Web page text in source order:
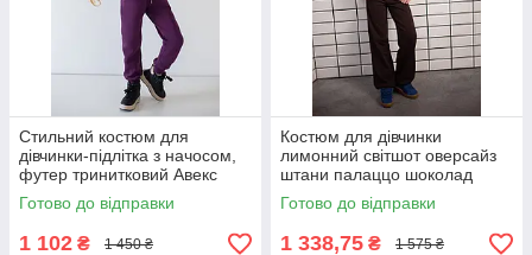
Стильний костюм для
дівчинки-підлітка з начосом,
футер тринитковий Авекс
розмір 158
Готово до відправки
1 102 ₴ 1 450 ₴
Костюм для дівчинки
лимонний світшот оверсайз
штани палаццо шоколад
Готово до відправки
1 338,75 ₴ 1 575 ₴